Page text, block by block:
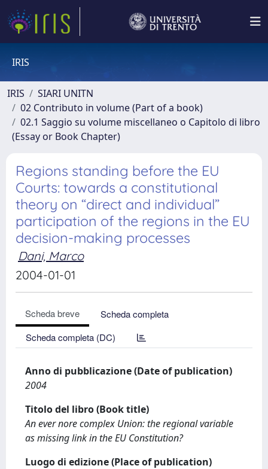
IRIS
IRIS
SIARI UNITN
02 Contributo in volume (Part of a book)
02.1 Saggio su volume miscellaneo o Capitolo di libro
(Essay or Book Chapter)
Regions standing before the EU
Courts: towards a constitutional
theory on “direct and individual”
participation of the regions in the EU
decision-making processes
Dani, Marco
2004-01-01
Scheda breve
Scheda completa
Scheda completa (DC)
Anno di pubblicazione (Date of publication)
2004
Titolo del libro (Book title)
An ever nore complex Union: the regional variable
as missing link in the EU Constitution?
Luogo di edizione (Place of publication)